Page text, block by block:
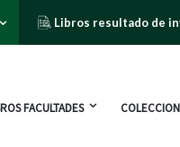
Libros resultado de
FACULTADES